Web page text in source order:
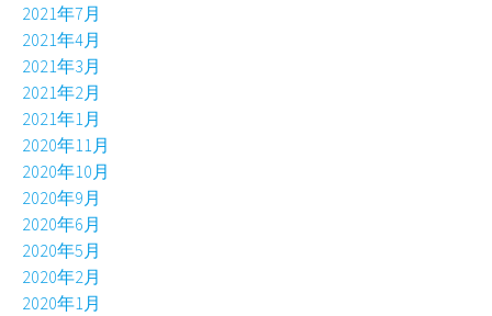
2021年7月
2021年4月
2021年3月
2021年2月
2021年1月
2020年11月
2020年10月
2020年9月
2020年6月
2020年5月
2020年2月
2020年1月